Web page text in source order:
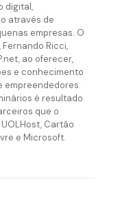
digital,
através de
empresas. O
Ricci,
ao oferecer,
e conhecimento
empreendedores.
é resultado
que o
Cartão
e Microsoft.